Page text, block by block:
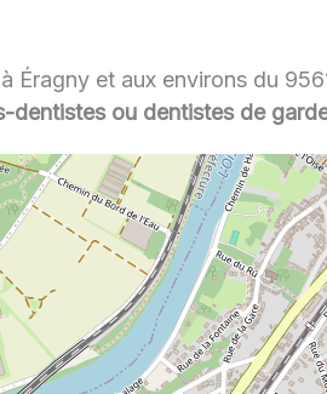
Éragny et aux environs du
dentistes ou dentistes de